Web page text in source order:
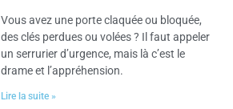
Vous avez une porte claquée ou bloquée,
des clés perdues ou volées ? Il faut appeler
un serrurier d’urgence, mais là c’est le
drame et l’appréhension.
Lire la suite »